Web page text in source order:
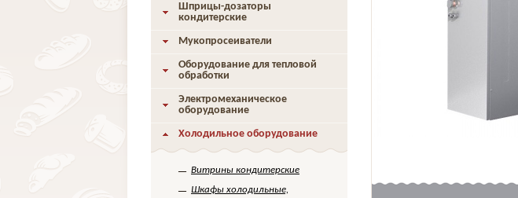
Шприцы-дозаторы
кондитерские
Мукопросеиватели
Оборудование для тепловой
обработки
Электромеханическое
оборудование
Холодильное оборудование
Витрины кондитерские
Шкафы холодильные,